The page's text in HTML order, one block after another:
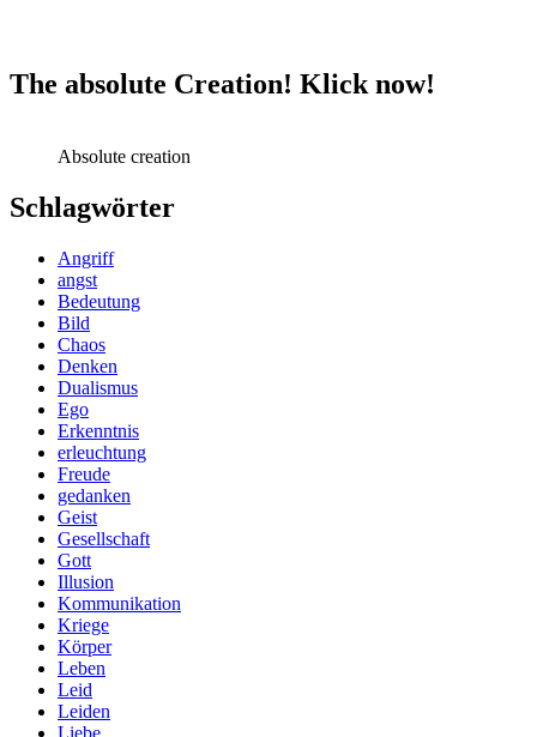
The absolute Creation! Klick now!
Absolute creation
Schlagwörter
Angriff
angst
Bedeutung
Bild
Chaos
Denken
Dualismus
Ego
Erkenntnis
erleuchtung
Freude
gedanken
Geist
Gesellschaft
Gott
Illusion
Kommunikation
Kriege
Körper
Leben
Leid
Leiden
Liebe